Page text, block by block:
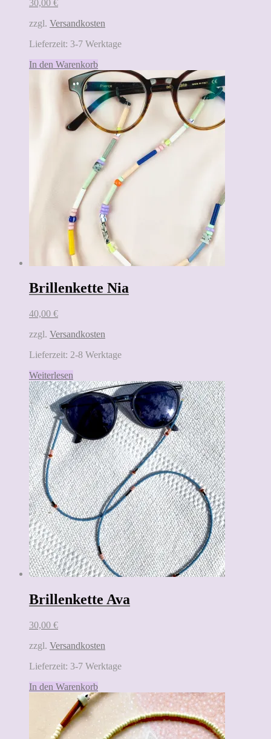
30,00 €
zzgl. Versandkosten
Lieferzeit: 3-7 Werktage
In den Warenkorb
Brillenkette Nia
40,00 €
zzgl. Versandkosten
Lieferzeit: 2-8 Werktage
Weiterlesen
Brillenkette Ava
30,00 €
zzgl. Versandkosten
Lieferzeit: 3-7 Werktage
In den Warenkorb